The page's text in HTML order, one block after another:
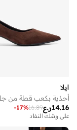
ايلا
ر.ع14.16
16.89
-17%
على وشك النفاد